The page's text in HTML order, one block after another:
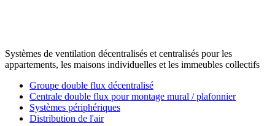
Systèmes de ventilation décentralisés et centralisés pour les
appartements, les maisons individuelles et les immeubles collectifs
Groupe double flux décentralisé
Centrale double flux pour montage mural / plafonnier
Systèmes périphériques
Distribution de l'air